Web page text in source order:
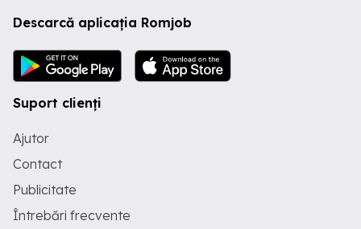
Descarcă aplicația Romjob
Suport clienți
Ajutor
Contact
Publicitate
Întrebări frecvente